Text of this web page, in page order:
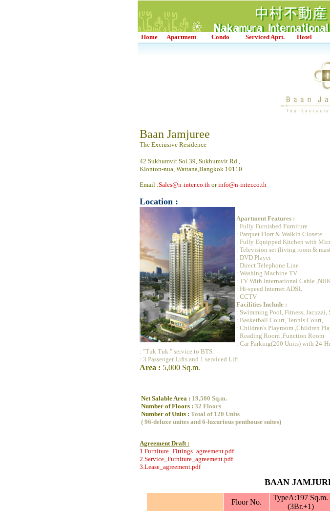
Home Apartment Condo Serviced Aprt. Hotel
Baan Jamjuree
The Exciusive Residence
42 Sukhumvit Soi.39, Sukhumvit Rd.,
Klonton-nua, Wattana,Bangkok 10110.
Email :Sales@n-inter.co.th orinfo@n-inter.co.th
Location :
Apartment Features :
: Fully Furnished Furniture
: Parquet Florr & Walkin Closete
: Fully Equipped Kitchen with
: Television set (living room &
: DVD Player
: Direct Telephone Line
: Washing Machine TV
: TV With International Cable
: Hi-speed Internet ADSL
: CCTV
Facilities Include :
: Swimming Pool, Fitness, Jacuzzi,
: Basketball Court, Tennis Court,
: Children's Playroom ,Children
: Reading Room ,Function Room
: Car Parking(200 Units) with 24-
: "Tuk Tuk " service to BTS.
: 3 Passenger Lifts and 1 serviced Lift.
Area : 5,000 Sq.m.
Net Salable Area : 19,500 Sq.m.
Number of Floors : 32 Floors
Number of Units : Total of 120 Units
( 96-deluxe unites and 6-luxurious penthouse suites)
Agreement Draft :
1.Furniture_Fittings_agreement.pdf
2.Service_Furniture_agreement.pdf
3.Lease_agreement.pdf
BAAN
Floor No.
TypeA:197 Sq.m.
(3Br.+1)